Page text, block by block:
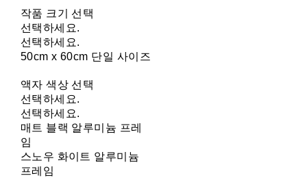
작품 크기 선택
선택하세요.
선택하세요.
50cm x 60cm 단일 사이즈
액자 색상 선택
선택하세요.
선택하세요.
매트 블랙 알루미늄 프레
임
스노우 화이트 알루미늄
프레임